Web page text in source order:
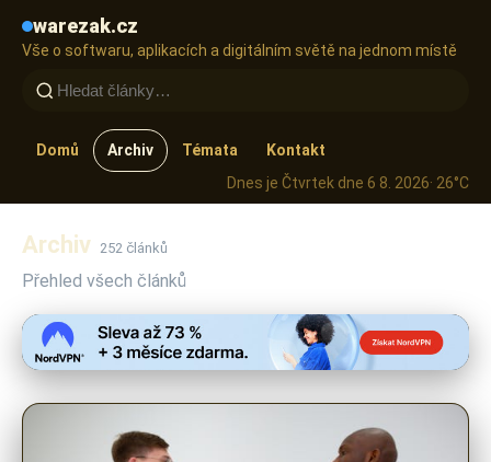
warezak.cz
Vše o softwaru, aplikacích a digitálním světě na jednom místě
Domů Archiv Témata
Kontakt
Dnes je Čtvrtek dne 6 8. 2026· 26°C
Archiv 252 článků
Přehled všech článků